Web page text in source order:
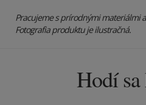
Pracujeme s prírodnými materiálmi
Fotografia produktu je ilustračná.
Hodí sa